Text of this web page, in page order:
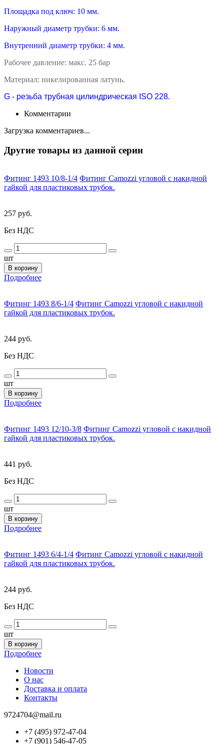
Площадка под ключ: 10 мм.
Наружный диаметр трубки: 6 мм.
Внутренний диаметр трубки: 4 мм.
Рабочее давление: макс. 25 бар
Материал: никелированная латунь.
G - резьба трубная цилиндрическая ISO 228.
Комментарии
Загрузка комментариев...
Другие товары из данной серии
Фитинг 1493 10/8-1/4 Фитинг Camozzi угловой с накидной
гайкой для пластиковых трубок.
257 руб.
Без НДС
шт
В корзину
Подробнее
Фитинг 1493 8/6-1/4 Фитинг Camozzi угловой с накидной
гайкой для пластиковых трубок.
244 руб.
Без НДС
шт
В корзину
Подробнее
Фитинг 1493 12/10-3/8 Фитинг Camozzi угловой с накидной
гайкой для пластиковых трубок.
441 руб.
Без НДС
шт
В корзину
Подробнее
Фитинг 1493 6/4-1/4 Фитинг Camozzi угловой с накидной
гайкой для пластиковых трубок.
244 руб.
Без НДС
шт
В корзину
Подробнее
Новости
О нас
Доставка и оплата
Контакты
9724704@mail.ru
+7 (495) 972-47-04
+7 (901) 546-47-05